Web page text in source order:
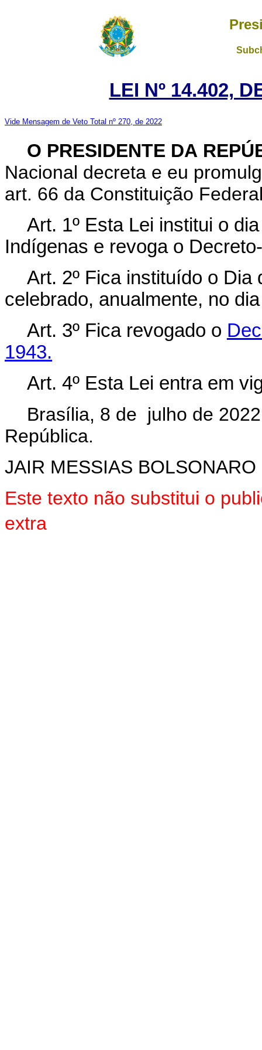
LEI Nº 14.402,
Vide Mensagem de Veto Total nº 270, de 2022
O PRESIDENTE DA
Nacional decreta e eu
art. 66 da Constituição
Art. 1º Esta Lei institui o
Indígenas e revoga o
Art. 2º Fica instituído o
celebrado, anualmente, no
Art. 3º Fica revogado o
1943.
Art. 4º Esta Lei entra em
Brasília, 8 de julho de
República.
JAIR MESSIAS BOLSONARO
Este texto não substitui o
extra